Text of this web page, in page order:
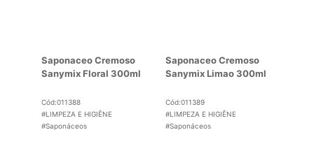
Saponaceo Cremoso
Sanymix Floral 300ml
Cód:011388
#LIMPEZA E HIGIÊNE
#Saponáceos
Saponaceo Cremoso
Sanymix Limao 300ml
Cód:011389
#LIMPEZA E HIGIÊNE
#Saponáceos